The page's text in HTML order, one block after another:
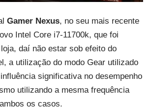
Gamer Nexus, no seu mais recente
Intel Core i7-11700k, que foi
daí não estar sob efeito do
a utilização do modo Gear utilizado
significativa no desempenho
utilizando a mesma frequência
os casos.